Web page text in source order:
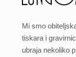
Mi smo
tiskara i
ubraja nekoliko